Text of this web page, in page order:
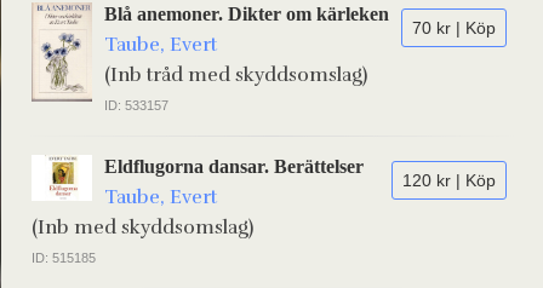
70 kr | Köp
Blå anemoner. Dikter om kärleken
Taube, Evert
(Inb tråd med skyddsomslag)
ID: 533157
120 kr | Köp
Eldflugorna dansar. Berättelser
Taube, Evert
(Inb med skyddsomslag)
ID: 515185